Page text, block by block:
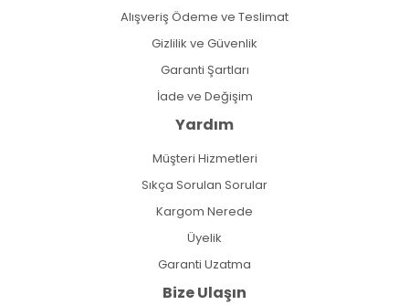
Alışveriş Ödeme ve Teslimat
Gizlilik ve Güvenlik
Garanti Şartları
İade ve Değişim
Yardım
Müşteri Hizmetleri
Sıkça Sorulan Sorular
Kargom Nerede
Üyelik
Garanti Uzatma
Bize Ulaşın